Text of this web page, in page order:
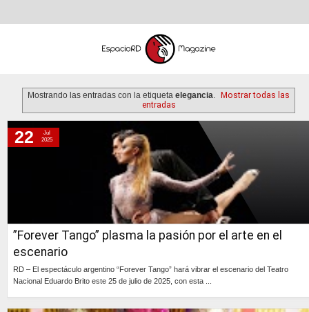
Mostrando las entradas con la etiquetaelegancia
Mostrar todas las
entradas
martes, 22 de julio de 2025
”Forever Tango” plasma la pasión por el arte en el
escenario
RD – El espectáculo argentino “Forever Tango” hará vibrar el escenario del Teatro
Nacional Eduardo Brito este 25 de julio de 2025, con esta ...
22
Jul
2025
miércoles, 29 de enero de 2025